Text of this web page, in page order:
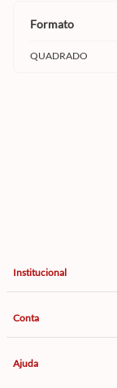
formato
QUADRADO
Institucional
Conta
Ajuda